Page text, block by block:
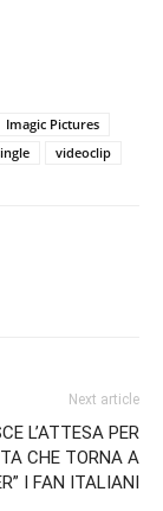
Imagic Pictures
videoclip
Next article
L’ATTESA PER
CHE TORNA A
I FAN ITALIANI